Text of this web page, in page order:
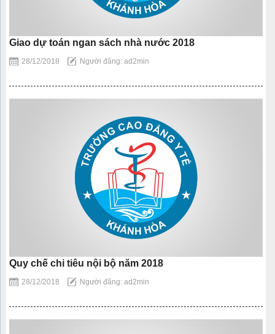
Giao dự toán ngan sách nhà nước 2018
28/12/2018 Người đăng: ad2min
Quy chế chi tiêu nội bộ năm 2018
28/12/2018 Người đăng: ad2min